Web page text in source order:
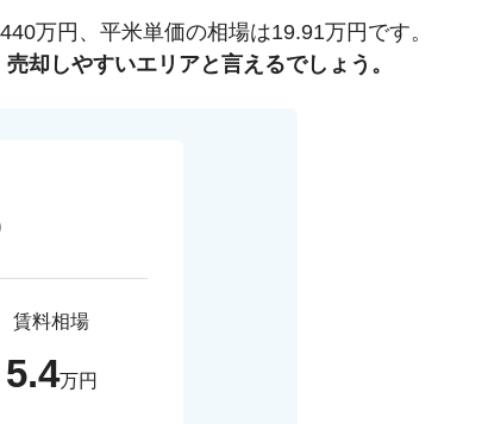
万円、平米単価の相場は19.91万円です。
却しやすいエリアと言えるでしょう。
賃料相場
5.4万円